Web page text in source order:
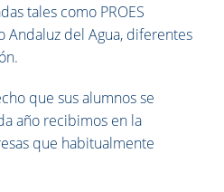
tales como PROES
Andaluz del Agua, diferentes
que sus alumnos se
año recibimos en la
que habitualmente